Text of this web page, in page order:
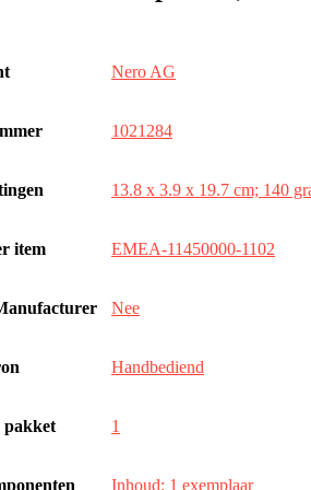
‎Nero AG
‎1021284
‎13.8 x 3.9 x 19.7 cm; 140
item ‎EMEA-11450000-1102
‎Nee
‎Handbediend
pakket ‎1
‎Inhoud: 1 exemplaar